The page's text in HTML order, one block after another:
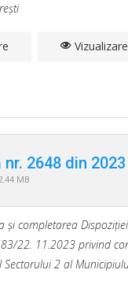
Vizualizare
2648 din 2023
MB
şi completarea
22. 11.2023 privind
Sectorului 2 al